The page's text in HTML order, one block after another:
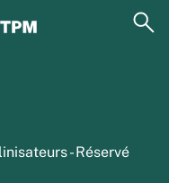
- Réservé